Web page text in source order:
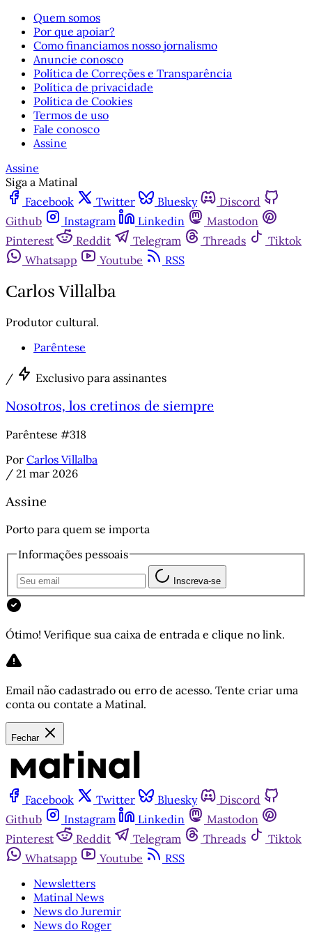
Quem somos
Por que apoiar?
Como financiamos nosso jornalismo
Anuncie conosco
Política de Correções e Transparência
Política de privacidade
Política de Cookies
Termos de uso
Fale conosco
Assine
Assine
Siga a Matinal
Facebook
Twitter Bluesky
Discord
Github
Instagram Linkedin
Mastodon
Pinterest
Reddit Telegram Threads
Tiktok
Whatsapp
Youtube RSS
Carlos Villalba
Produtor cultural.
Parêntese
/ Exclusivo para assinantes
Nosotros, los cretinos de siempre
Parêntese #318
Por Carlos Villalba
/ 21 mar 2026
Assine
Porto para quem se importa
Informações pessoais
Inscreva-se
Ótimo! Verifique sua caixa de entrada e clique no link.
Email não cadastrado ou erro de acesso. Tente criar uma
conta ou contate a Matinal.
Fechar
Facebook Twitter Bluesky
Discord
Github
Instagram Linkedin
Mastodon
Pinterest
Reddit Telegram Threads
Tiktok
Whatsapp
Youtube
RSS
Newsletters
Matinal News
News do Juremir
News do Roger